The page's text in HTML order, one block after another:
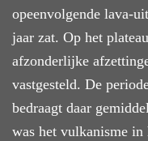
opeenvolgende lava-
jaar zat. Op het
afzonderlijke
vastgesteld. De
bedraagt daar
was het vulkanisme in